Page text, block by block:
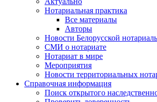
Нотариальная практика
Все материалы
Авторы
Новости Белорусской
СМИ о нотариате
Нотариат в мире
Мероприятия
Новости территориальных
Справочная информация
Поиск открытого